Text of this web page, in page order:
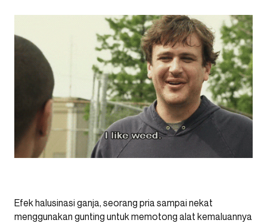
Efek halusinasi ganja, seorang pria sampai nekat
menggunakan gunting untuk memotong alat kemaluannya